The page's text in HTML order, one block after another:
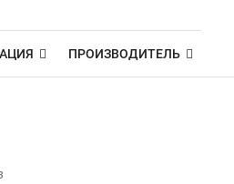
ПРОИЗВОДИТЕЛЬ